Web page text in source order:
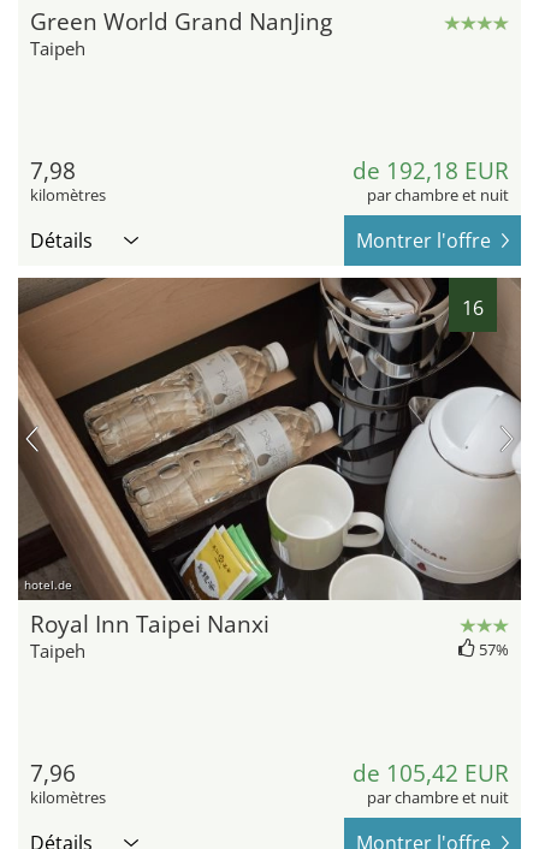
Green World Grand NanJing
Taipeh
7,98
kilomètres
de 192,18 EUR
par chambre et nuit
Détails Montrer l'offre
16
hotel.de
Royal Inn Taipei Nanxi
Taipeh 57%
7,96
kilomètres
de 105,42 EUR
par chambre et nuit
Détails Montrer l'offre